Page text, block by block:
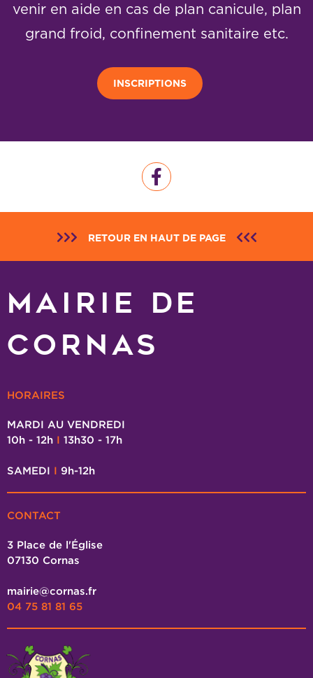
venir en aide en cas de plan canicule, plan
grand froid, confinement sanitaire etc.
INSCRIPTIONS
RETOUR EN HAUT DE PAGE
MAIRIE DE
CORNAS
HORAIRES
MARDI AU VENDREDI
10h - 12h I 13h30 - 17h
SAMEDI I 9h-12h
CONTACT
3 Place de l'Église
07130 Cornas
mairie@cornas.fr
04 75 81 81 65